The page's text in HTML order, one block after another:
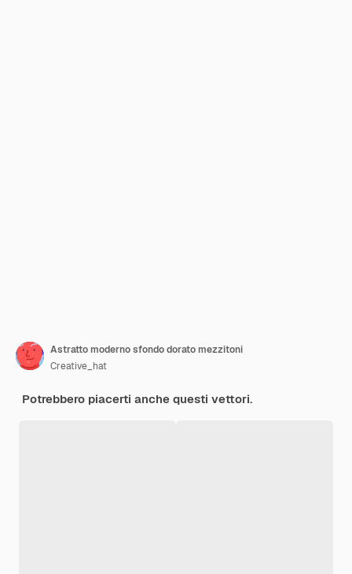
Astratto moderno sfondo dorato mezzitoni
Creative_hat
Potrebbero piacerti anche questi vettori.